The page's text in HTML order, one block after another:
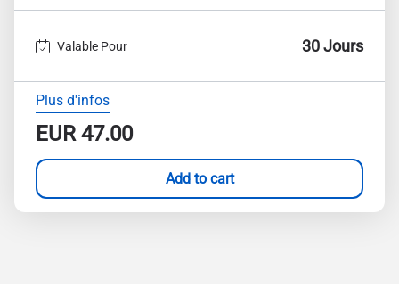
Valable Pour 30 Jours
Plus d'infos
EUR47.00
Add to cart